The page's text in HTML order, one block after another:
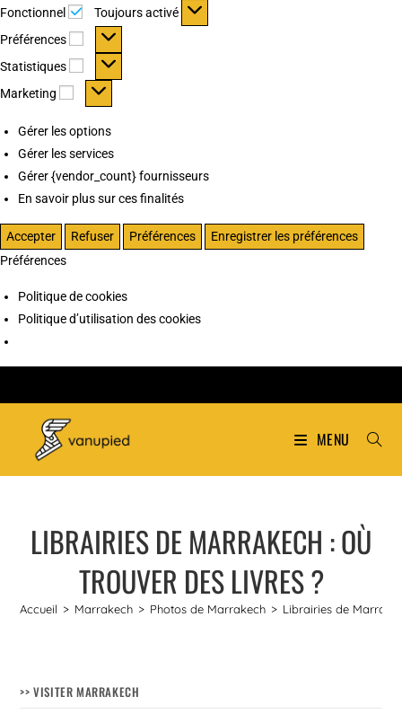
Fonctionnel Fonctionnel
Toujours activé
Préférences
Préférences
Statistiques Statistiques
Marketing Marketing
Gérer les options
Gérer les services
Gérer {vendor_count} fournisseurs
En savoir plus sur ces finalités
Accepter Refuser Préférences
Enregistrer les préférences
Préférences
Politique de cookies
Politique d’utilisation des cookies
MENU
LIBRAIRIES DE MARRAKECH : OÙ
TROUVER DES LIVRES ?
Accueil > Marrakech > Photos de Marrakech > Librairies de
>> VISITER MARRAKECH